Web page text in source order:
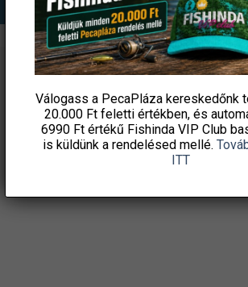
HÍRLEVELÜNKRE!
Válogass a PecaPláza kereskedőnk
20.000 Ft feletti értékben, és
6990 Ft értékű Fishinda VIP Club
is küldünk a rendelésed mellé.
ITT